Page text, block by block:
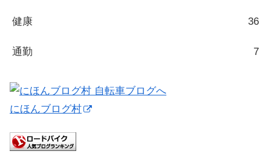
健康 36
通勤 7
にほんブログ村